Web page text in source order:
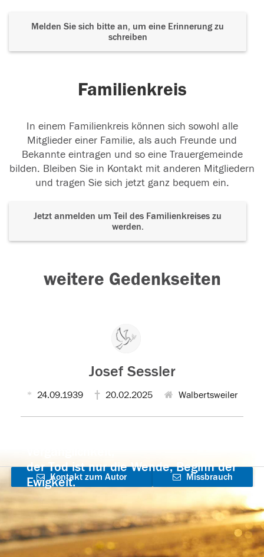
Melden Sie sich bitte an, um eine Erinnerung zu
schreiben
Familienkreis
In einem Familienkreis können sich sowohl alle
Mitglieder einer Familie, als auch Freunde und
Bekannte eintragen und so eine Trauergemeinde
bilden. Bleiben Sie in Kontakt mit anderen Mitgliedern
und tragen Sie sich jetzt ganz bequem ein.
Jetzt anmelden um Teil des Familienkreises zu
werden.
weitere Gedenkseiten
Josef Sessler
24.09.1939 20.02.2025 Walbertsweiler
der Tod ist nur die Wende, Beginn der
Ewigkeit.
Kontakt zum Autor
aufnehmen
Missbrauch